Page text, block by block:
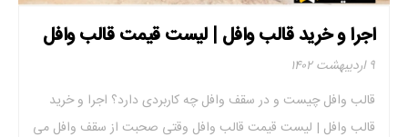
اجرا و خرید قالب وافل | لیست قیمت قالب وافل
۹ اردیبهشت ۱۴۰۲
قالب وافل چیست و در سقف وافل چه کاربردی دارد؟ اجرا و خرید
قالب وافل | لیست قیمت قالب وافل وقتی صحبت از سقف وافل می